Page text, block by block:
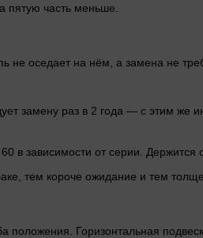
пятую часть меньше.
не оседает на нём, а замена не
замену раз в 2 года — с этим же
зависимости от серии. Держится
тем короче ожидание и тем
Горизонтальная